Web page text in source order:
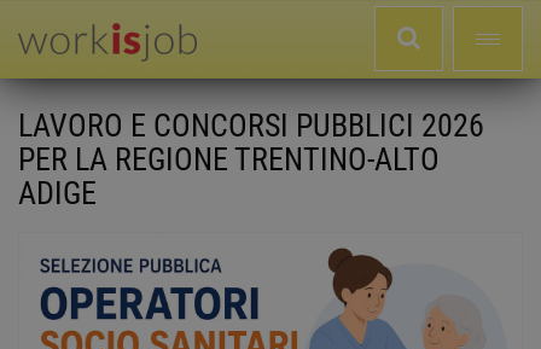
LAVORO E CONCORSI PUBBLICI 2026
PER LA REGIONE TRENTINO-ALTO
ADIGE